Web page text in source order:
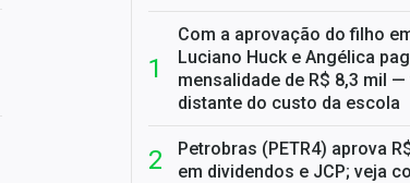
Com a aprovação do filho
Luciano Huck e Angélica
mensalidade de R$ 8,3 mil
distante do custo da escola
Petrobras (PETR4) aprova
em dividendos e JCP; veja